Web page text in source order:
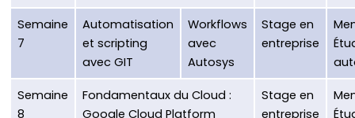
Semaine
7
Automatisation
et scripting
avec GIT
Workflows
avec
Autosys
Stage en
entreprise
Semaine
8
Fondamentaux du Cloud :
Google Cloud Platform
Stage en
entreprise